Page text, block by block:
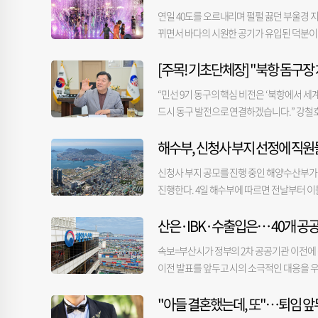
루어질 듯. 63년생 도움은 멀고 방해는 여
로 가는 법. 금전-○ 애정-△ 건강-△ 용 00년
좋다. 52년생 존경받거나 인정받는 위치
물이 생기니 답답함을 안고 지내는 하루.
할 것. 65년생 제시된 문제 속에 해답이 있
거나 대접받을 일이 따를 듯. 금전-△ 애정-
변화에 주의해야 건강을 지킬 수 있을 듯.
생 마음에 들어도 겉으로 많이 표현하지 말
나가는 데는 소홀한 모양. 67년생 사람을
92년생 나를 통해 주변 사람이 모이게 될
는 운. 56년생 과대광고나 소문에 현혹되
년생 마음에 들면 망설이지 말고 시도해 볼
를 잘 해소하고 건강에 유의하라. 69년생
재테크에 관심이 가니 정보수집에 힘써라.
하지 말아야. 37년생 마음 놓고 있어도 운
은 날. 86년생 정도를 벗어나지 않아야 생
것이 좋을 듯. 금전-○ 애정-△ 건강-○ 토끼
함이. 75년생 수익을 실현하기에 좋은 날.
필요 없다. 곧 회복된다. 39년생 작은 금전
인사치레를 잘 구분하여 생각함이. 52년생
금전-○ 애정-◎ 건강-○ 뱀 01년생 한 가지
악을 해라. 77년생 조건이 좋을 때일수록
를 구별하지 말고 공평하게 생각해야. 41
진보다는 수비를 철저히 하는 것이 안심.
날도 대비를 해야. 금전-○ 애정-△ 건강-△
없을 듯. 79년생 작은 돈이 모여 큰돈이 되
생 솔직하고 밝은 표정이 좋은 운을 부를 듯
저 처리함이 좋을 듯. 68년생 현실적으로
연일 40도를 오르내리며 펄펄 끓던 부울경
뀌면서 바다의 시원한 공기가 유입된 덕분
다소 내렸다. 반면 동풍의 영향이 덜 미치는
쳐 극한 폭염을 만들었다. 하지만 3일부터
방기상청 관계자는 “이번 주는 대체로 동
채 발견돼 병원으로 이송됐으나 끝내 숨을
폭염이 시민의 생명까지 위협하자, 부산시
노인과 장애인, 노숙인 등이 주로 이용하는
[주목! 기초단체장] "북항 돔구
“민선 9기 동구의 핵심 비전은 ‘북항에서
드시 동구 발전으로 연결하겠습니다.” 강
거지 정비와 생활 SOC 확충, 빈집 정비, 골
광·MICE 기능이 결합된 복합 공간을 조성
야구 경기를 개최하고, 비시즌에는 K-POP
관광과 경제를 연결하는 ‘체류형 관광’을
영을 계획 중”이라며 “이 버스는 단순한 시
결하는 역할을 해 ‘지나가는 관광’이 아니
다. 동구는 지난 8일 전국 최초 ‘크루즈 관
해수부, 신청사 부지 선정에 직
신청사 부지 공모를 진행 중인 해양수산부
진행한다. 4일 해수부에 따르면 전날부터
대상으로 후보지 접수를 받았다. 이에 부산
발적으로 참여하는 방식으로 설문조사가
해수부 직원들은 서울 국회나 정부 종합청
들과 함께 이사한 젊은 직원들은 현재 임
산은·IBK·수출입은… 40개 공
속보=부산시가 정부의 2차 공공기관 이전
이전 발표를 앞두고 시의 소극적인 대응을
략을 논의했다고 밝혔다. 이번 회의에서는
"아들 결혼했는데, 또"…퇴임 앞